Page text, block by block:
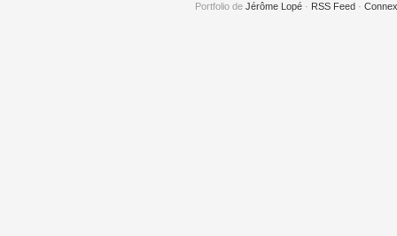
Portfolio de Jérôme Lopé · RSS Feed ·